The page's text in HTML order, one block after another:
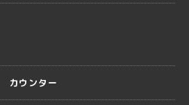
カウンター